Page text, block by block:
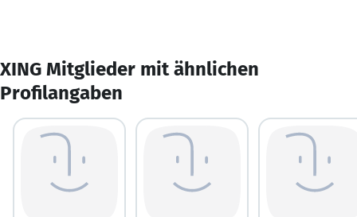
XING Mitglieder mit ähnlichen
Profilangaben